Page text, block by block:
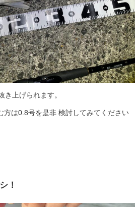
き上げられます。
方は0.8号を是非 検討してみてください
！